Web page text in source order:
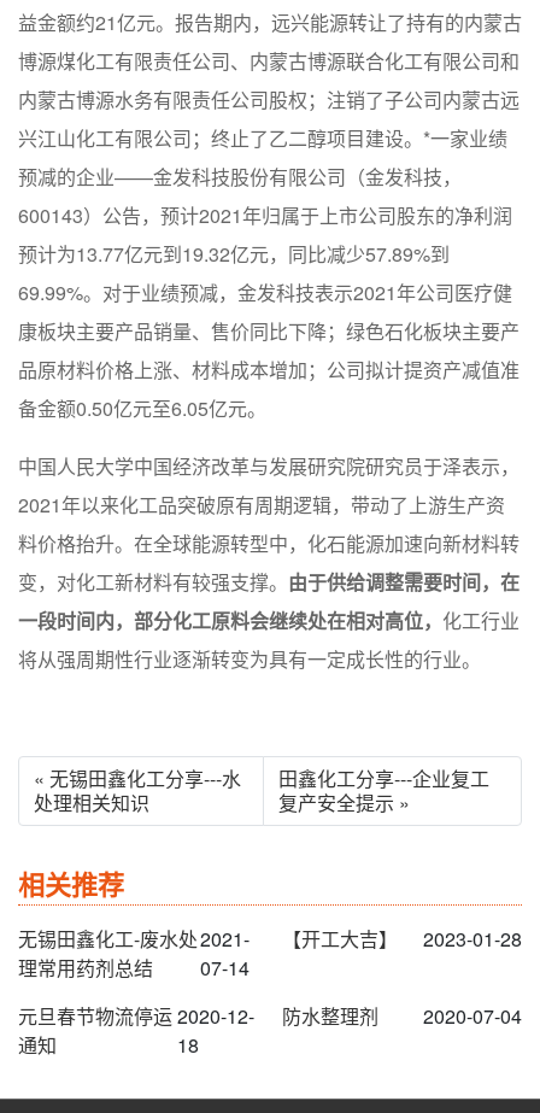
益金额约21亿元。报告期内，远兴能源转让了持有的内蒙古
博源煤化工有限责任公司、内蒙古博源联合化工有限公司和
内蒙古博源水务有限责任公司股权；注销了子公司内蒙古远
兴江山化工有限公司；终止了乙二醇项目建设。*一家业绩
预减的企业——金发科技股份有限公司（金发科技，
600143）公告，预计2021年归属于上市公司股东的净利润
预计为13.77亿元到19.32亿元，同比减少57.89%到
69.99%。对于业绩预减，金发科技表示2021年公司医疗健
康板块主要产品销量、售价同比下降；绿色石化板块主要产
品原材料价格上涨、材料成本增加；公司拟计提资产减值准
备金额0.50亿元至6.05亿元。
中国人民大学中国经济改革与发展研究院研究员于泽表示，
2021年以来化工品突破原有周期逻辑，带动了上游生产资
料价格抬升。在全球能源转型中，化石能源加速向新材料转
变，对化工新材料有较强支撑。 由于供给调整需要时间，在
一段时间内，部分化工原料会继续处在相对高位， 化工行业
将从强周期性行业逐渐转变为具有一定成长性的行业。
« 无锡田鑫化工分享---水
处理相关知识
田鑫化工分享---企业复工
复产安全提示 »
相关推荐
无锡田鑫化工-废水处
理常用药剂总结
2021-
07-14
【开工大吉】 2023-01-28
元旦春节物流停运
通知
2020-12-
18
防水整理剂 2020-07-04